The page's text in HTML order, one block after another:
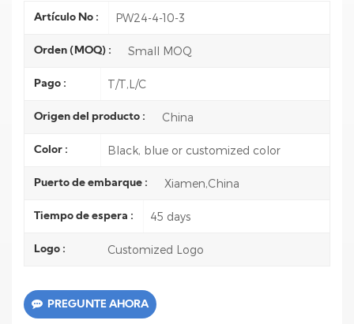
Artículo No : PW24-4-10-3
Orden (MOQ) : Small MOQ
Pago : T/T,L/C
Origen del producto : China
Color : Black, blue or customized color
Puerto de embarque : Xiamen,China
Tiempo de espera : 45 days
Logo : Customized Logo
PREGUNTE AHORA